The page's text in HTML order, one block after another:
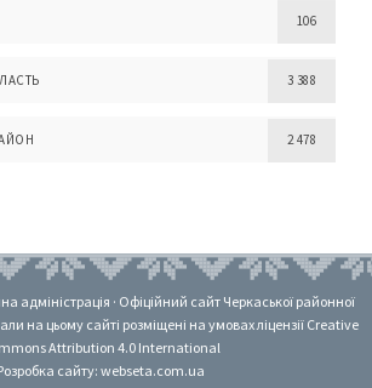
106
3 388
2 478
адміністрація · Офіційний сайт Черкаської районної
на цьому сайті розміщені на умовах ліцензії Creative
Attribution 4.0 International
сайту: webseta.com.ua